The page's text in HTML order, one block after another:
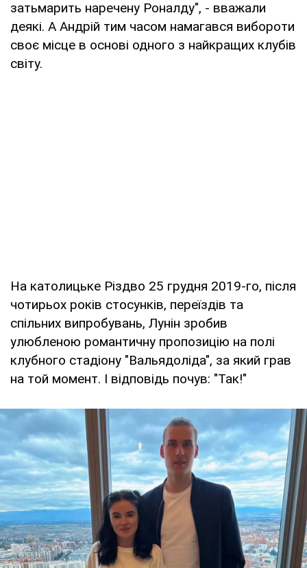
затьмарить наречену Роналду", - вважали
деякі. А Андрій тим часом намагався вибороти
своє місце в основі одного з найкращих клубів
світу.
На католицьке Різдво 25 грудня 2019-го, після
чотирьох років стосунків, переїздів та
спільних випробувань, Лунін зробив
улюбленою романтичну пропозицію на полі
клубного стадіону "Вальядоліда", за який грав
на той момент. І відповідь почув: "Так!"